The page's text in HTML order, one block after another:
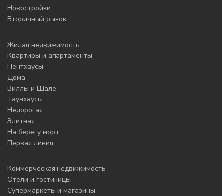
Новостройки
Вторичный рынок
Жилая недвижимость
Квартиры и апартаменты
Пентхаусы
Дома
Виллы и Шале
Таунхаусы
Недорогая
Элитная
На берегу моря
Первая линия
Коммерческая недвижимость
Отели и гостиницы
Супермаркеты и магазины